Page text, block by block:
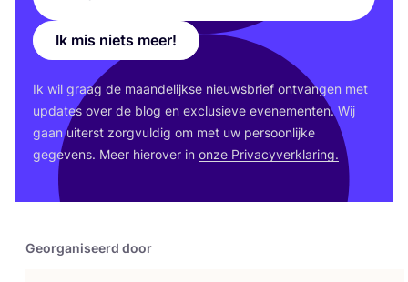
Georganiseerd door
Ik mis niets meer!
Ik wil graag de maan­de­lijk­se nieuws­brief ont­van­gen met
upda­tes over de blog en exclu­sie­ve eve­ne­men­ten. Wij
gaan uiterst zorg­vul­dig om met uw per­soon­lij­ke
gege­vens. Meer hier­over in onze Pri­va­cy­ver­kla­ring.